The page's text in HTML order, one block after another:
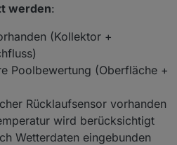
werden:
(Kollektor +
Poolbewertung (Oberfläche +
Rücklaufsensor vorhanden
wird berücksichtigt
Wetterdaten eingebunden